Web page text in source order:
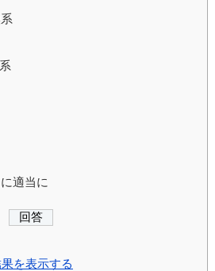
適当に
を表示する